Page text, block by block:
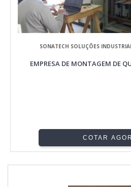
SONATECH SOLUÇÕES
EMPRESA DE MONTAGEM DE
COTAR